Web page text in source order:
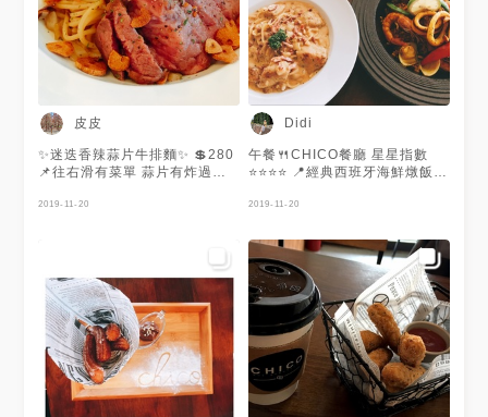
皮皮
✨迷迭香辣蒜片牛排麵✨ 💲280
📌往右滑有菜單 蒜片有炸過的
的人可能會很愛這道喔！！
2019-11-20
Didi
午餐🍴CHICO餐廳 星星指數
⭐️⭐️⭐️⭐️ 📍經典西班牙海鮮燉飯
於比較乾的燉飯，海鮮料蠻多
利麵 $240 這好好吃！雞肉很多
塊也很嫩，麵量很多！是一盤一
口接一口的義大利麵。 📍+69套
餐 濃湯、沙拉、60飲品 飲品我
們選擇奶茶，喝起來跟50嵐很
像，屬於茶味較濃的奶茶，喜歡
茶味的應該會蠻喜歡的
2019-11-20